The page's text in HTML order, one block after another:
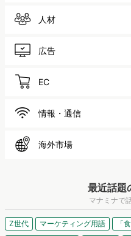
人材
広告
EC
情報・通信
海外市場
最近話題
マナミナで
Z世代 マーケティング用語 「